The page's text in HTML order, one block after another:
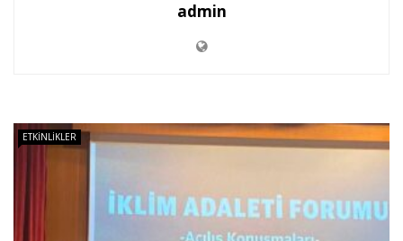
admin
ETKINLIKLER